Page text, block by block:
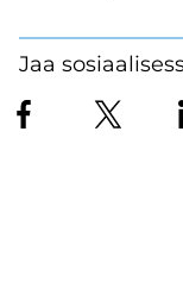
Jaa